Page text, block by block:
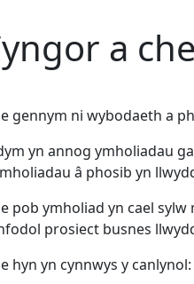
a
gennym ni wybodaeth a
yn annog ymholiadau
â phosib yn
pob ymholiad yn cael
prosiect busnes
hyn yn cynnwys y canlynol: